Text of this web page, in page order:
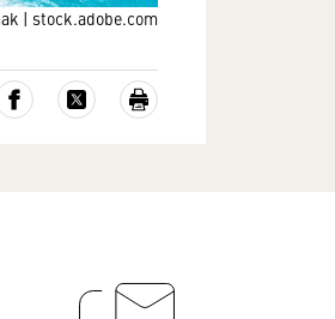
| stock.adobe.com